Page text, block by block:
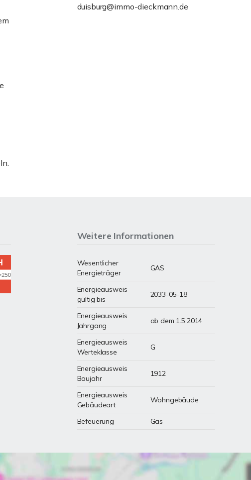
duisburg@immo-dieckmann.de
Weitere Informationen
Wesentlicher
Energieträger
GAS
Energieausweis
gültig bis
2033-05-18
Energieausweis
Jahrgang
ab dem 1.5.2014
Energieausweis
Werteklasse
G
Energieausweis
Baujahr
1912
Energieausweis
Gebäudeart
Wohngebäude
Befeuerung Gas